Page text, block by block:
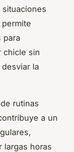
para
chicle sin
la
rutinas
a un
largas horas